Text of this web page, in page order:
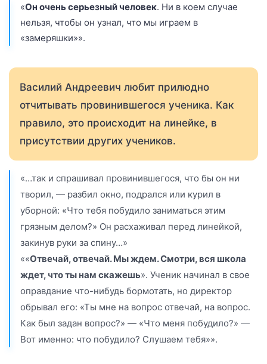
«Он очень серьезный человек. Ни в коем случае
нельзя, чтобы он узнал, что мы играем в
«замеряшки»».
Василий Андреевич любит прилюдно
отчитывать провинившегося ученика. Как
правило, это происходит на линейке, в
присутствии других учеников.
«…так и спрашивал провинившегося, что бы он ни
творил, — разбил окно, подрался или курил в
уборной: «Что тебя побудило заниматься этим
грязным делом?» Он расхаживал перед линейкой,
закинув руки за спину…»
««Отвечай, отвечай. Мы ждем. Смотри, вся школа
ждет, что ты нам скажешь». Ученик начинал в свое
оправдание что-нибудь бормотать, но директор
обрывал его: «Ты мне на вопрос отвечай, на вопрос.
Как был задан вопрос?» — «Что меня побудило?» —
Вот именно: что побудило? Слушаем тебя»».